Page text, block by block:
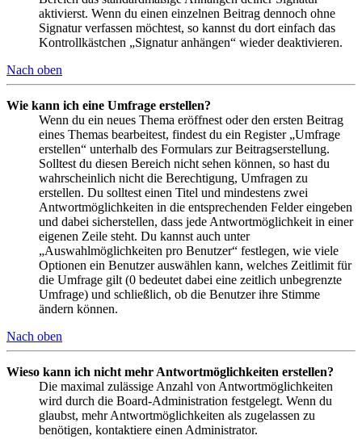
aktivierst. Wenn du einen einzelnen Beitrag dennoch ohne
Signatur verfassen möchtest, so kannst du dort einfach das
Kontrollkästchen „Signatur anhängen“ wieder deaktivieren.
Nach oben
Wie kann ich eine Umfrage erstellen?
Wenn du ein neues Thema eröffnest oder den ersten Beitrag
eines Themas bearbeitest, findest du ein Register „Umfrage
erstellen“ unterhalb des Formulars zur Beitragserstellung.
Solltest du diesen Bereich nicht sehen können, so hast du
wahrscheinlich nicht die Berechtigung, Umfragen zu
erstellen. Du solltest einen Titel und mindestens zwei
Antwortmöglichkeiten in die entsprechenden Felder eingeben
und dabei sicherstellen, dass jede Antwortmöglichkeit in einer
eigenen Zeile steht. Du kannst auch unter
„Auswahlmöglichkeiten pro Benutzer“ festlegen, wie viele
Optionen ein Benutzer auswählen kann, welches Zeitlimit für
die Umfrage gilt (0 bedeutet dabei eine zeitlich unbegrenzte
Umfrage) und schließlich, ob die Benutzer ihre Stimme
ändern können.
Nach oben
Wieso kann ich nicht mehr Antwortmöglichkeiten erstellen?
Die maximal zulässige Anzahl von Antwortmöglichkeiten
wird durch die Board-Administration festgelegt. Wenn du
glaubst, mehr Antwortmöglichkeiten als zugelassen zu
benötigen, kontaktiere einen Administrator.